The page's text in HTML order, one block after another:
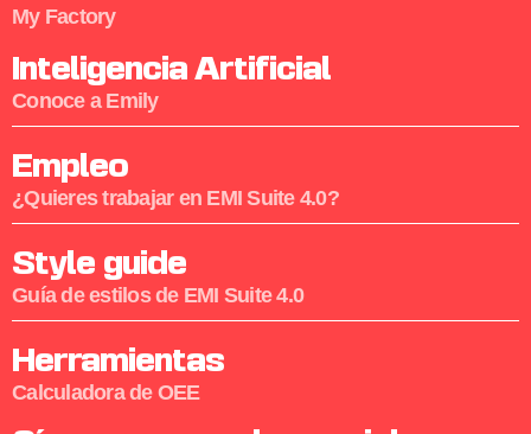
My Factory
Inteligencia Artificial
Conoce a Emily
Empleo
¿Quieres trabajar en EMI Suite 4.0?
Style guide
Guía de estilos de EMI Suite 4.0
Herramientas
Calculadora de OEE